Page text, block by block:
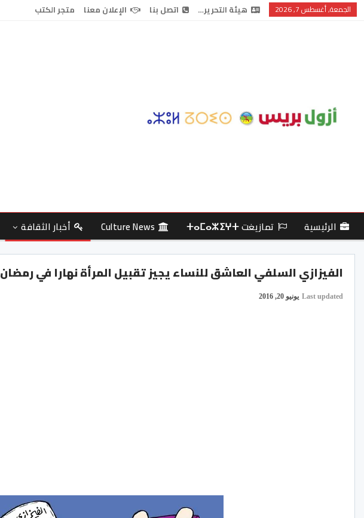
الجمعة, أغسطس 7, 2026 هيئة التحرير… اتصل بنا الإعلان معنا متجر الكتب
الرئيسية تمازيغت ⵜⴰⵎⴰⵣⵉⵖⵜ Culture News أخبار الثقافة
الفيزازي السلفي العاشق للنساء يجيز تقبيل المرأة نهارا في رمضان
Last updated يونيو 20, 2016